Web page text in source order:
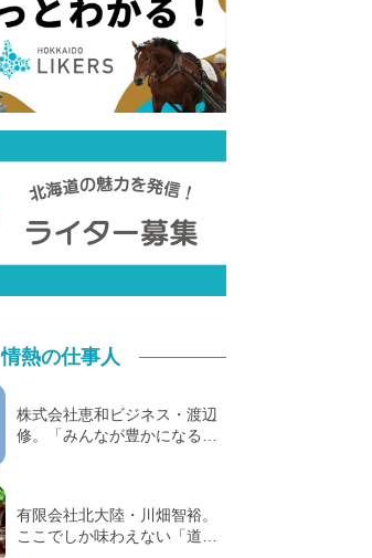
情熱の仕事人
株式会社恵和ビジネス・渡辺
修。「みんなが豊かになる…
有限会社北大陸・川畑智裕。
ここでしか味わえない「道…